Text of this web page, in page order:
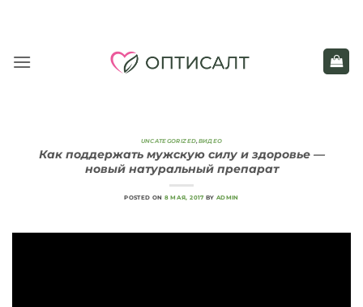
UNCATEGORIZED,ВИДЕО
Как поддержать мужскую силу и здоровье —
новый натуральный препарат
POSTED ON 8 МАЯ, 2017 BYADMIN